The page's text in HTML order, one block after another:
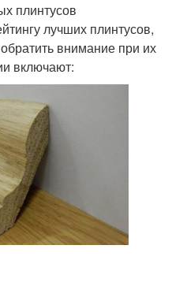
плинтусов
лучших плинтусов,
внимание при их
включают: